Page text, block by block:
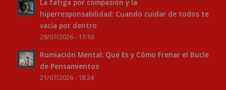
La fatiga por compasión y la
hiperresponsabilidad: Cuando cuidar de todos te
vacía por dentro
28/07/2026 - 17:10
Rumiación Mental: Qué Es y Cómo Frenar el Bucle
de Pensamientos
21/07/2026 - 18:24